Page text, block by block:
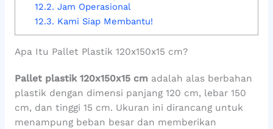
12.2. Jam Operasional
12.3. Kami Siap Membantu!
Apa Itu Pallet Plastik 120x150x15 cm?
Pallet plastik 120x150x15 cm adalah alas berbahan
plastik dengan dimensi panjang 120 cm, lebar 150
cm, dan tinggi 15 cm. Ukuran ini dirancang untuk
menampung beban besar dan memberikan